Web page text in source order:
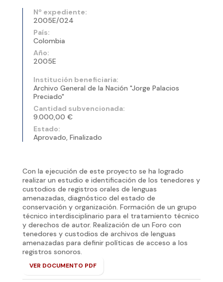
Nº expediente:
2005E/024
País:
Colombia
Año:
2005E
Institución beneficiaria:
Archivo General de la Nación "Jorge Palacios
Preciado"
Cantidad subvencionada:
9.000,00 €
Estado:
Aprovado, Finalizado
Con la ejecución de este proyecto se ha logrado
realizar un estudio e identificación de los tenedores y
custodios de registros orales de lenguas
amenazadas, diagnóstico del estado de
conservación y organización. Formación de un grupo
técnico interdisciplinario para el tratamiento técnico
y derechos de autor. Realización de un Foro con
tenedores y custodios de archivos de lenguas
amenazadas para definir políticas de acceso a los
registros sonoros.
VER DOCUMENTO PDF